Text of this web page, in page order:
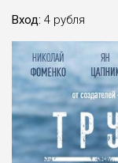
Вход: 4 рубля